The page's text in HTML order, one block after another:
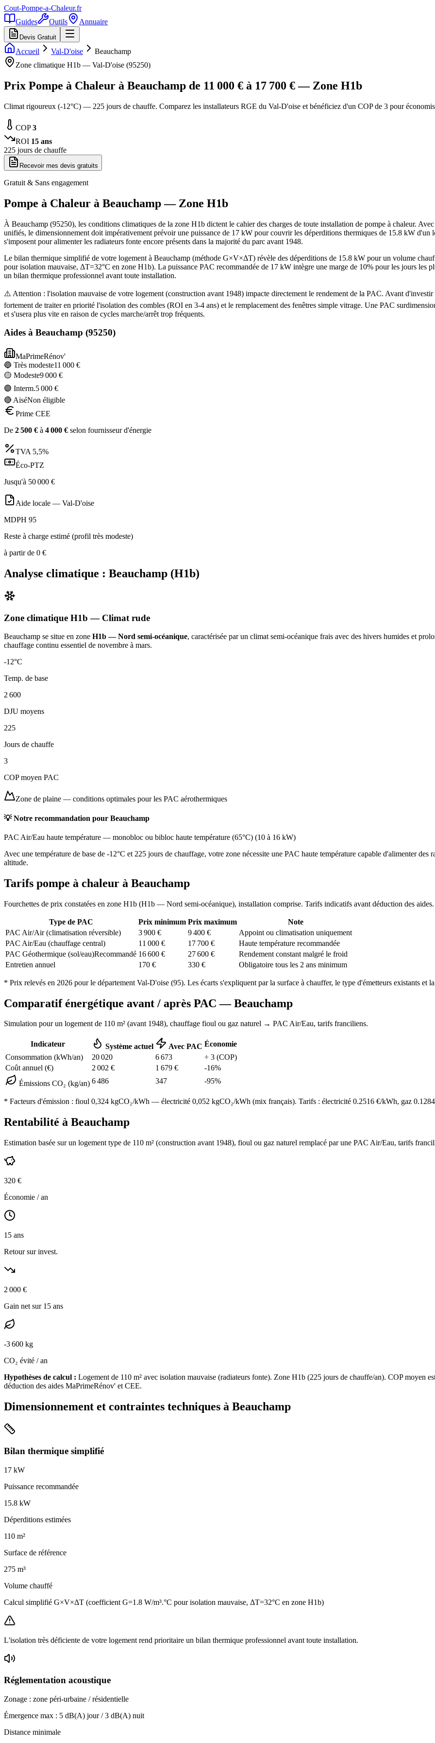
Cout-Pompe-a-Chaleur.fr
Guides
Outils Annuaire
Devis Gratuit
Accueil Val-D'oise
Beauchamp
Zone climatique H1b — Val-D'oise (95250)
Prix Pompe à Chaleur à Beauchamp de 11 000 € à 17 700 € — Zone H1b
Climat rigoureux (-12°C) — 225 jours de chauffe. Comparez les installateurs RGE du Val-D'oise et bénéficiez d'un COP de 3 pour
COP3
ROI 15 ans
225 jours de chauffe
Recevoir mes devis gratuits
Gratuit & Sans engagement
Pompe à Chaleur à Beauchamp— Zone H1b
À Beauchamp (95250), les conditions climatiques de la zone H1b dictent le cahier des charges de toute installation de pompe à chaleur.
unifiés, le dimensionnement doit impérativement prévoir une puissance de 17 kW pour couvrir les déperditions thermiques de 15.8 kW d'un
s'imposent pour alimenter les radiateurs fonte encore présents dans la majorité du parc avant 1948.
Le bilan thermique simplifié de votre logement à Beauchamp (méthode G×V×ΔT) révèle des déperditions de 15.8 kW pour un volume
pour isolation mauvaise, ΔT=32°C en zone H1b). La puissance PAC recommandée de 17 kW intègre une marge de 10% pour les jours les
un bilan thermique professionnel avant toute installation.
⚠️ Attention : l'isolation mauvaise de votre logement (construction avant 1948) impacte directement le rendement de la PAC. Avant
fortement de traiter en priorité l'isolation des combles (ROI en 3-4 ans) et le remplacement des fenêtres simple vitrage. Une PAC
et s'usera plus vite en raison de cycles marche/arrêt trop fréquents.
Aides à Beauchamp (95250)
MaPrimeRénov'
🔵 Très modeste11 000 €
🟡 Modeste9 000 €
🟣 Interm.5 000 €
🔴 AiséNon éligible
Prime CEE
De 2 500 € à 4 000 € selon fournisseur d'énergie
TVA 5,5%
Éco-PTZ
Jusqu'à 50 000 €
Aide locale — Val-D'oise
MDPH 95
Reste à charge estimé (profil très modeste)
à partir de 0 €
Analyse climatique : Beauchamp (H1b)
Zone climatique H1b — Climat rude
Beauchamp se situe en zone H1b — Nord semi-océanique, caractérisée par un climat semi-océanique frais avec des hivers humides et
chauffage continu essentiel de novembre à mars.
-12°C
Temp. de base
2 600
DJU moyens
225
Jours de chauffe
3
COP moyen PAC
Zone de plaine — conditions optimales pour les PAC aérothermiques
💡 Notre recommandation pour Beauchamp
PAC Air/Eau haute température — monobloc ou bibloc haute température (65°C) (10 à 16 kW)
Avec une température de base de -12°C et 225 jours de chauffage, votre zone nécessite une PAC haute température capable d'alimenter des
altitude.
Tarifs pompe à chaleur à Beauchamp
Fourchettes de prix constatées en zone H1b (H1b — Nord semi-océanique), installation comprise. Tarifs indicatifs avant déduction des aides.
Type de PAC Prix minimum Prix maximum
Note
PAC Air/Air (climatisation réversible)
3 900 € 9 400 €
Appoint ou climatisation uniquement
PAC Air/Eau (chauffage central)
11 000 € 17 700 €
Haute température recommandée
PAC Géothermique (sol/eau)Recommandé 16 600 € 27 600 €
Rendement constant malgré le froid
Entretien annuel
170 € 330 € Obligatoire tous les 2 ans minimum
* Prix relevés en 2026 pour le département Val-D'oise (95). Les écarts s'expliquent par la surface à chauffer, le type d'émetteurs existants et
Comparatif énergétique avant / après PAC —Beauchamp
Simulation pour un logement de 110 m² (avant 1948), chauffage fioul ou gaz naturel → PAC Air/Eau, tarifs franciliens.
Indicateur Système actuel Avec PAC Économie
Consommation (kWh/an)
20 020 6 673 ÷ 3 (COP)
Coût annuel (€)
2 002 € 1 679 € -16%
Émissions CO₂ (kg/an) 6 486 347 -95%
* Facteurs d'émission : fioul 0,324 kgCO₂/kWh — électricité 0,052 kgCO₂/kWh (mix français). Tarifs : électricité 0.2516 €/kWh, gaz 0.1284
Rentabilité à Beauchamp
Estimation basée sur un logement type de 110 m² (construction avant 1948), fioul ou gaz naturel remplacé par une PAC Air/Eau, tarifs
320 €
Économie / an
15 ans
Retour sur invest.
2 000 €
Gain net sur 15 ans
-3 600 kg
CO₂ évité / an
Hypothèses de calcul : Logement de 110 m² avec isolation mauvaise (radiateurs fonte). Zone H1b (225 jours de chauffe/an). COP moyen
déduction des aides MaPrimeRénov' et CEE.
Dimensionnement et contraintes techniques à Beauchamp
Bilan thermique simplifié
17 kW
Puissance recommandée
15.8 kW
Déperditions estimées
110 m²
Surface de référence
275 m³
Volume chauffé
Calcul simplifié G×V×ΔT (coefficient G=1.8 W/m³.°C pour isolation mauvaise, ΔT=32°C en zone H1b)
L'isolation très déficiente de votre logement rend prioritaire un bilan thermique professionnel avant toute installation.
Réglementation acoustique
Zonage : zone péri-urbaine / résidentielle
Émergence max : 5 dB(A) jour /3 dB(A) nuit
Distance minimale